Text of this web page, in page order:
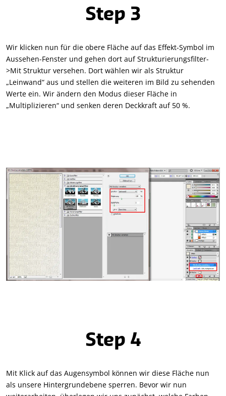
Step 3
Wir klicken nun für die obere Fläche auf das Effekt-Symbol im
Aussehen-Fenster und gehen dort auf Strukturierungsfilter-
>Mit Struktur versehen. Dort wählen wir als Struktur
„Leinwand“ aus und stellen die weiteren im Bild zu sehenden
Werte ein. Wir ändern den Modus dieser Fläche in
„Multiplizieren“ und senken deren Deckkraft auf 50 %.
Step 4
Mit Klick auf das Augensymbol können wir diese Fläche nun
als unsere Hintergrundebene sperren. Bevor wir nun